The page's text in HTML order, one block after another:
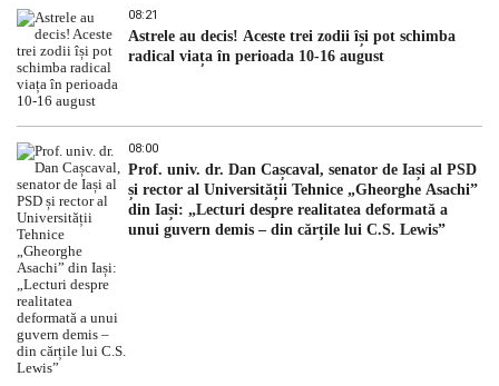
08:21
Astrele au decis! Aceste trei zodii își pot schimba
radical viața în perioada 10-16 august
08:00
Prof. univ. dr. Dan Cașcaval, senator de Iași al PSD
și rector al Universității Tehnice „Gheorghe Asachi”
din Iași: „Lecturi despre realitatea deformată a
unui guvern demis – din cărțile lui C.S. Lewis”